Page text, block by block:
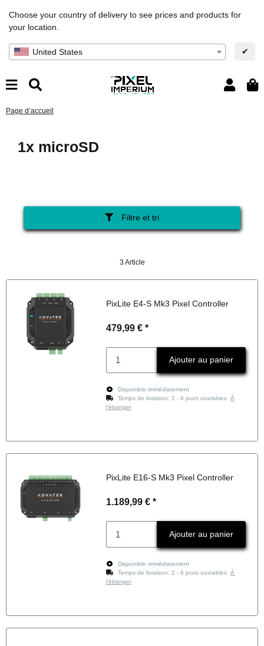
Choose your country of delivery to see prices and products for
your location.
United States ✔
Page d’accueil
1x microSD
Filtre et tri
3 Article
PixLite E4-S Mk3 Pixel Controller
479,99 € *
Ajouter au panier
Disponible immédiatement
Temps de livraison:2 - 6 jours ouvrablesÀ
l'étranger
PixLite E16-S Mk3 Pixel Controller
1.189,99 € *
Ajouter au panier
Disponible immédiatement
Temps de livraison:2 - 6 jours ouvrablesÀ
l'étranger